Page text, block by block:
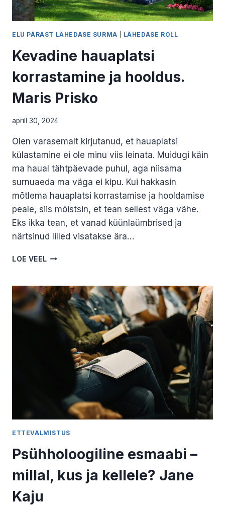
ELU PÄRAST LÄHEDASE SURMA LÄHEDASE ROLL
Kevadine hauaplatsi
korrastamine ja hooldus.
Maris Prisko
aprill 30, 2024
Olen varasemalt kirjutanud, et hauaplatsi
külastamine ei ole minu viis leinata. Muidugi käin
ma haual tähtpäevade puhul, aga niisama
surnuaeda ma väga ei kipu. Kui hakkasin
mõtlema hauaplatsi korrastamise ja hooldamise
peale, siis mõistsin, et tean sellest väga vähe.
Eks ikka tean, et vanad küünlaümbrised ja
närtsinud lilled visatakse ära…
LOE VEEL KEVADINE
JA
HOOLDUS.
MARIS
PRISKO
ETTEVALMISTUS
Psühholoogiline esmaabi –
millal, kus ja kellele? Jane
Kaju